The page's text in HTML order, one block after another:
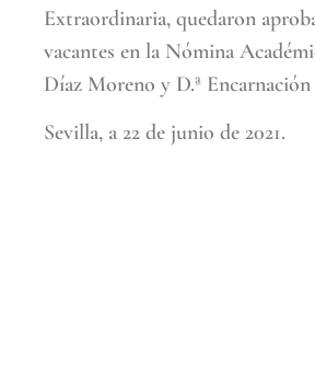
Extraordinaria, quedaron
vacantes en la Nómina
Díaz Moreno y D.ª
Sevilla, a 22 de junio de 2021.